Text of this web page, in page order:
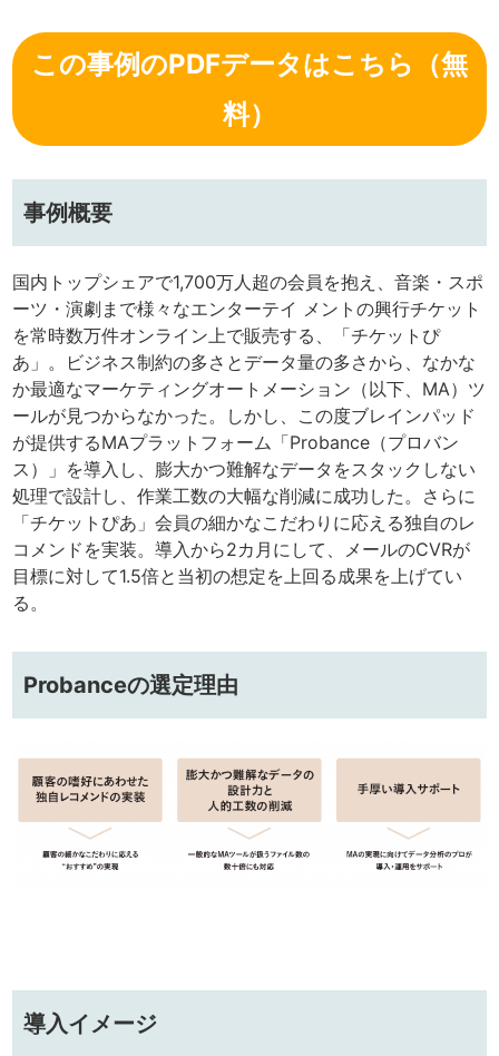
この事例のPDFデータはこちら（無
料）
事例概要
国内トップシェアで1,700万人超の会員を抱え、音楽・スポ
ーツ・演劇まで様々なエンターテイ メントの興行チケット
を常時数万件オンライン上で販売する、「チケットぴ
あ」。ビジネス制約の多さとデータ量の多さから、なかな
か最適なマーケティングオートメーション（以下、MA）ツ
ールが見つからなかった。しかし、この度ブレインパッド
が提供するMAプラットフォーム「Probance（プロバン
ス）」を導入し、膨大かつ難解なデータをスタックしない
処理で設計し、作業工数の大幅な削減に成功した。さらに
「チケットぴあ」会員の細かなこだわりに応える独自のレ
コメンドを実装。導入から2カ月にして、メールのCVRが
目標に対して1.5倍と当初の想定を上回る成果を上げてい
る。
Probanceの選定理由
導入イメージ